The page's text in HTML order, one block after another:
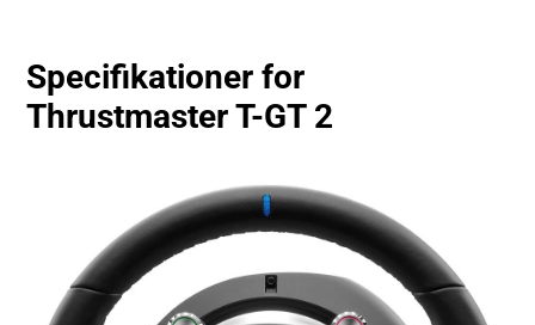
Specifikationer for
Thrustmaster T-GT 2